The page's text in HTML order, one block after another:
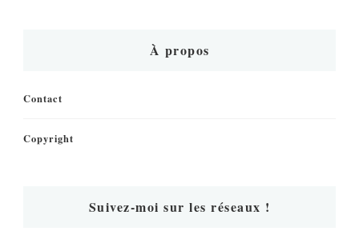
À propos
Contact
Copyright
Suivez-moi sur les réseaux !